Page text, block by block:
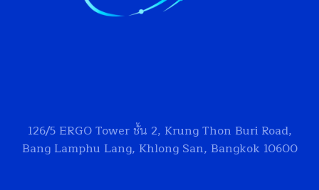
126/5 ERGO Towerชั้น 2, Krung Thon Buri Road,
Bang Lamphu Lang, Khlong San, Bangkok 10600